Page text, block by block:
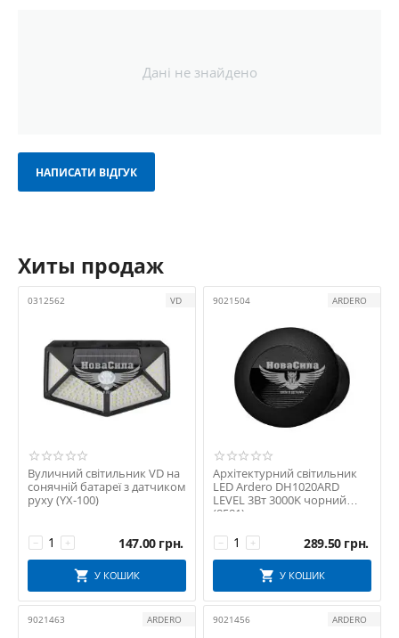
Дані не знайдено
НАПИСАТИ ВІДГУК
Хиты продаж
0312562 VD
Вуличний світильник VD на
сонячній батареї з датчиком
руху (YX-100)
+
− 147.00 грн.
У КОШИК
9021504 ARDERO
Архітектурний світильник
LED Ardero DH1020ARD
LEVEL 3Вт 3000K чорний
(8581)
+
− 289.50 грн.
У КОШИК
9021463 ARDERO 9021456 ARDERO